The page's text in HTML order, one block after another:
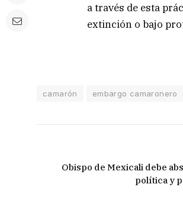
a través de esta
extinción o bajo
camarón embargo camaronero
Obispo de Mexicali debe
política y